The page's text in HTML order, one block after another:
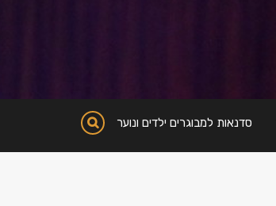
סדנאות למבוגרים ילדים ונוער